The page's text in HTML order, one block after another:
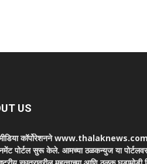
US
मीडिया कॉर्पोरेशनने www.thalaknews.com
पोर्टल सुरू केले. आमच्या ठळकन्युज या पोर्टलवर